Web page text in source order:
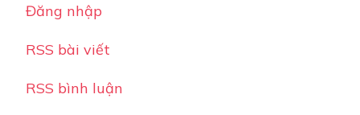
Đăng nhập
RSS bài viết
RSS bình luận